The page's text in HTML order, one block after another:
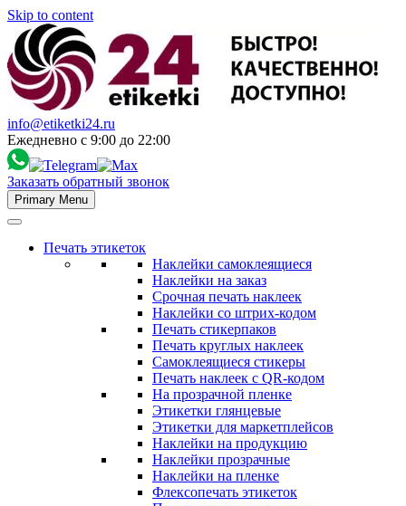
Skip to content
info@etiketki24.ru
Ежедневно с 9:00 до 22:00
Заказать обратный звонок
Primary Menu
Печать этикеток
Наклейки самоклеящиеся
Наклейки на заказ
Срочная печать наклеек
Наклейки со штрих-кодом
Печать стикерпаков
Печать круглых наклеек
Самоклеящиеся стикеры
Печать наклеек с QR-кодом
На прозрачной пленке
Этикетки глянцевые
Этикетки для маркетплейсов
Наклейки на продукцию
Наклейки прозрачные
Наклейки на пленке
Флексопечать этикеток